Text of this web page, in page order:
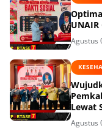
Agustus
Lewat
Agustus